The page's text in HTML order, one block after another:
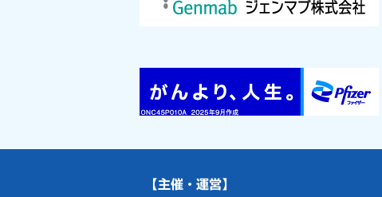
【主催・運営】